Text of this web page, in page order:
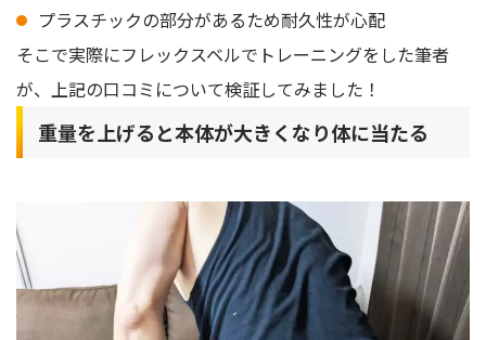
プラスチックの部分があるため耐久性が心配
そこで実際にフレックスベルでトレーニングをした筆者
が、上記の口コミについて検証してみました！
重量を上げると本体が大きくなり体に当たる